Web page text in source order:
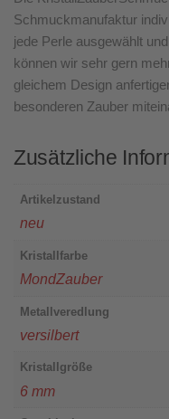
Schmuckmanufaktur
jede Perle ausgewählt
können wir sehr gern
gleichem Design
besonderen Zauber
Zusätzliche
Artikelzustand
neu
Kristallfarbe
MondZauber
Metallveredlung
versilbert
Kristallgröße
6 mm